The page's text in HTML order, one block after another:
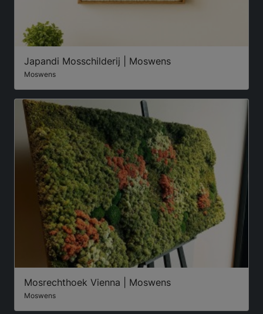
Japandi Mosschilderij | Moswens
Moswens
Mosrechthoek Vienna | Moswens
Moswens